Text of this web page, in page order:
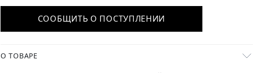
СООБЩИТЬ О ПОСТУПЛЕНИИ
О ТОВАРЕ